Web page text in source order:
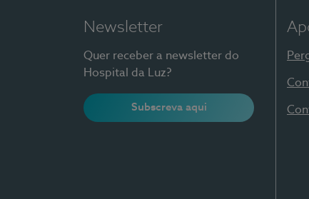
Newsletter
Quer receber a newsletter do
Hospital da Luz?
Subscreva aqui